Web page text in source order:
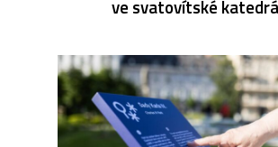
ve svatovítské